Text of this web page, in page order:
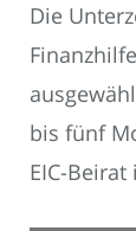
Die
bis fünf
EIC-